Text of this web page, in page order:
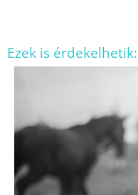
Ezek is érdekelhetik: